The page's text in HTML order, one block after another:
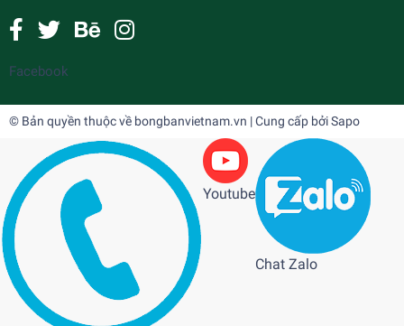
Facebook
© Bản quyền thuộc về bongbanvietnam.vn | Cung cấp bởiSapo
Youtube
Chat Zalo